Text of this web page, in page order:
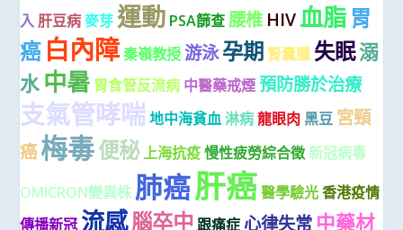
入 肝豆病 麥芽 運動 PSA篩查 腰椎 HIV血脂 胃
癌 白內障 秦嶺教授 游泳孕期 腎囊腫 失眠溺
水 中暑 胃食管反流病 中醫藥戒煙 預防勝於治療
支氣管哮喘 地中海貧血 淋病 龍眼肉 黑豆 宮頸
癌梅毒便秘上海抗疫 慢性疲勞綜合徵 新冠病毒
OMICRON變異株 肺癌肝癌 醫學驗光 香港疫情
傳播新冠 流感腦卒中 跟痛症 心律失常 中藥材